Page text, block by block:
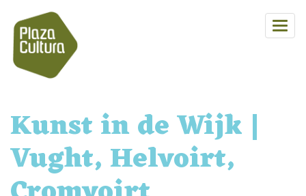
Kunst in de Wijk |
Vught, Helvoirt,